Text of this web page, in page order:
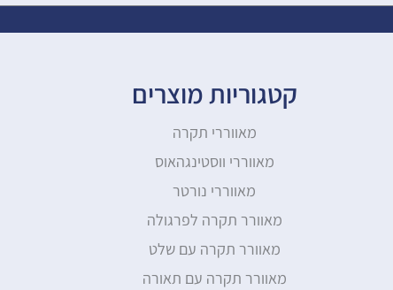
קטגוריות מוצרים
מאווררי תקרה
מאווררי ווסטינגהאוס
מאווררי נורטר
מאוורר תקרה לפרגולה
מאוורר תקרה עם שלט
מאוורר תקרה עם תאורה